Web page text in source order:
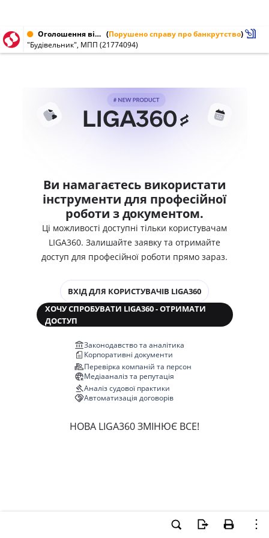
Оголошення від 04.07.2003 № 21774094 (Порушено справу про банкрутство)
"Будівельник", МПП (21774094)
Ви намагаєтесь використати
інструменти для професійної
роботи з документом.
Ці можливості доступні тільки користувачам
LIGA360. Залишайте заявку та отримайте
доступ для професійної роботи прямо зараз.
ВХІД ДЛЯ КОРИСТУВАЧІВ LIGA360
ХОЧУ СПРОБУВАТИ LIGA360 - ОТРИМАТИ
ДОСТУП
Законодавство та аналітика
Корпоративні документи
Перевірка компаній та персон
Медіааналіз та репутація
Аналіз судової практики
Автоматизація договорів
НОВА LIGA360 ЗМІНЮЄ ВСЕ!